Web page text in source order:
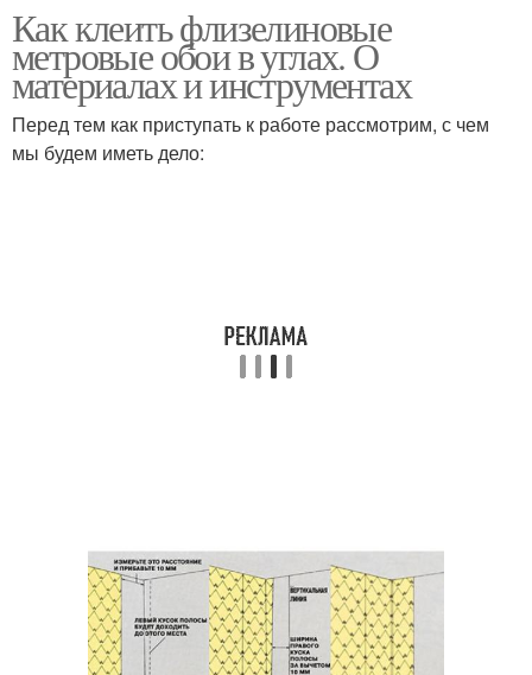
Как клеить флизелиновые
метровые обои в углах. О
материалах и инструментах
Перед тем как приступать к работе рассмотрим, с чем
мы будем иметь дело: